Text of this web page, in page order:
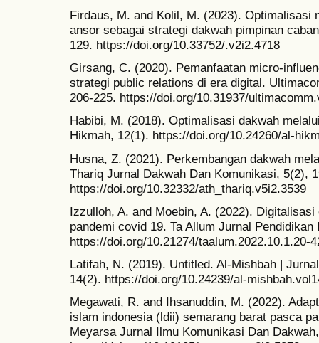
Firdaus, M. and Kolil, M. (2023). Optimalisasi
ansor sebagai strategi dakwah pimpinan
129. https://doi.org/10.33752/.v2i2.4718
Girsang, C. (2020). Pemanfaatan micro-
strategi public relations di era digital.
206-225. https://doi.org/10.31937/
Habibi, M. (2018). Optimalisasi dakwah
Hikmah, 12(1). https://doi.org/10.24260/al-
Husna, Z. (2021). Perkembangan dakwah
Thariq Jurnal Dakwah Dan Komunikasi, 5(2),
https://doi.org/10.32332/ath_thariq.v5i2.3539
Izzulloh, A. and Moebin, A. (2022).
pandemi covid 19. Ta Allum Jurnal
https://doi.org/10.21274/taalum.2022.10.1.20-
Latifah, N. (2019). Untitled. Al-Mishbah |
14(2). https://doi.org/10.24239/al-
Megawati, R. and Ihsanuddin, M. (2022).
islam indonesia (ldii) semarang barat pasca
Meyarsa Jurnal Ilmu Komunikasi Dan